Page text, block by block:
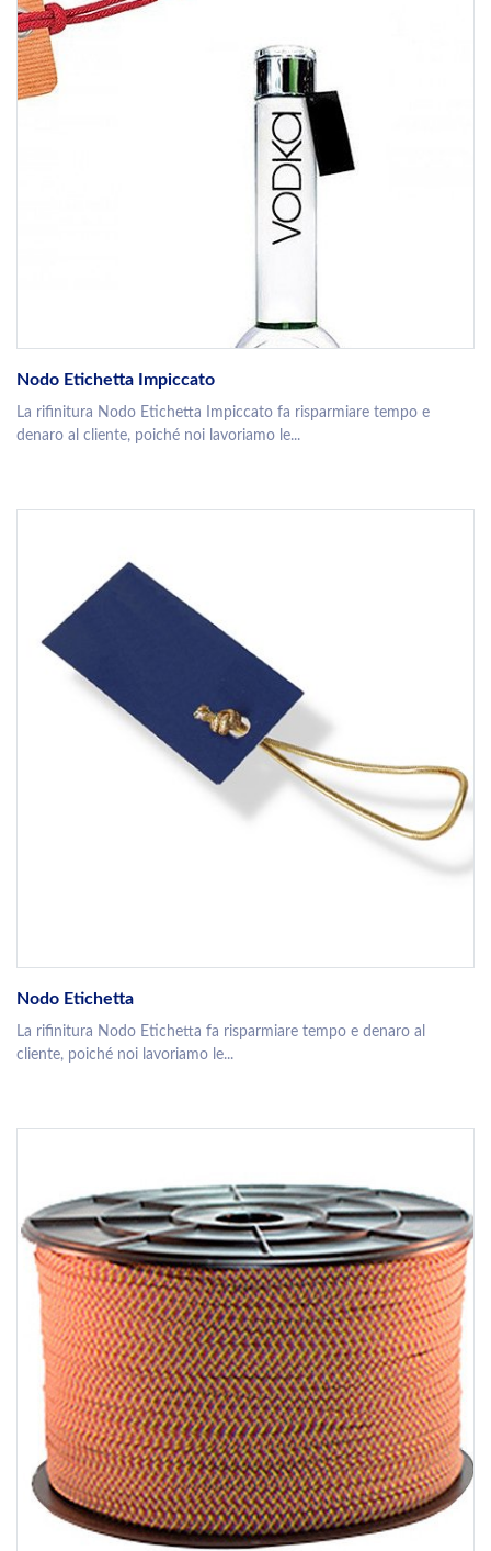
Nodo Etichetta Impiccato
La rifinitura Nodo Etichetta Impiccato fa risparmiare tempo e
denaro al cliente, poiché noi lavoriamo le...
Nodo Etichetta
La rifinitura Nodo Etichetta fa risparmiare tempo e denaro al
cliente, poiché noi lavoriamo le...